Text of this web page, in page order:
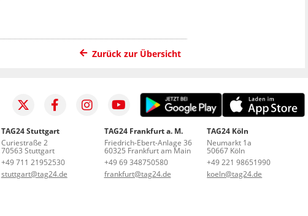
Zurück zur Übersicht
TAG24 Stuttgart
Curiestraße 2
70563 Stuttgart
+49 711 21952530
stuttgart@tag24.de
TAG24 Frankfurt a. M.
Friedrich-Ebert-Anlage 36
60325 Frankfurt am Main
+49 69 348750580
frankfurt@tag24.de
TAG24 Köln
Neumarkt 1a
50667 Köln
+49 221 98651990
koeln@tag24.de